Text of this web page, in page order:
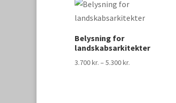
Belysning for
landskabsarkitekter
3.700kr. – 5.300kr.